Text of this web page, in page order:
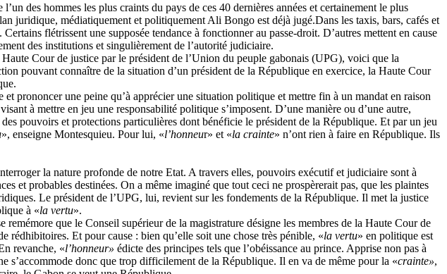
des hommes les plus craints du pays de ces 40 dernières années et certainement le plus
juridique, médiatiquement et politiquement Ali Bongo est déjà jugé.Dans les taxis, bars, cafés et
flétrissent une supposée tendance à fonctionner au passe-droit. D’autres mettent en cause
des institutions et singulièrement de l’autorité judiciaire.
Cour de justice par le président de l’Union du peuple gabonais (UPG), voici que la
pouvant connaître de la situation d’un président de la République en exercice, la Haute Cour
prononcer une peine qu’à apprécier une situation politique et mettre fin à un mandat en raison
à mettre en jeu une responsabilité politique s’imposent. D’une manière ou d’une autre,
pouvoirs et protections particulières dont bénéficie le président de la République. Et par un jeu
», enseigne Montesquieu. Pour lui, «l’honneur» et «la crainte» n’ont rien à faire en République. Ils
la nature profonde de notre Etat. A travers elles, pouvoirs exécutif et judiciaire sont à
et probables destinées. On a même imaginé que tout ceci ne prospèrerait pas, que les plaintes
Le président de l’UPG, lui, revient sur les fondements de la République. Il met la justice
à «la vertu».
que le Conseil supérieur de la magistrature désigne les membres de la Haute Cour de
Et pour cause : bien qu’elle soit une chose très pénible, «la vertu» en politique est
revanche, «l’honneur» édicte des principes tels que l’obéissance au prince. Apprise non pas à
s’accommode donc que trop difficilement de la République. Il en va de même pour la «crainte»,